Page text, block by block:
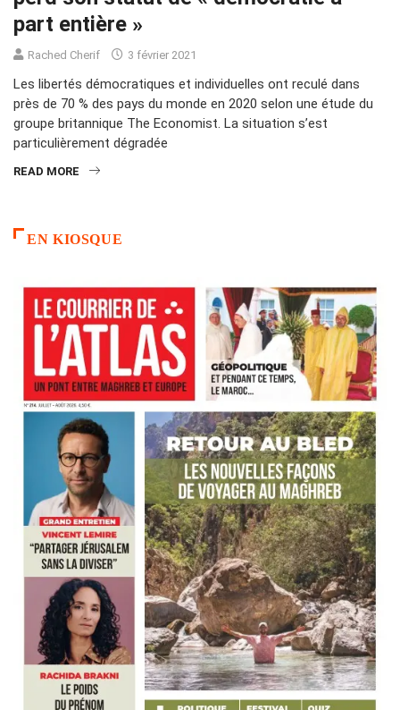
part entière »
Rached Cherif 3 février 2021
Les libertés démocratiques et individuelles ont reculé dans
près de 70 % des pays du monde en 2020 selon une étude du
groupe britannique The Economist. La situation s’est
particulièrement dégradée
READ MORE
EN KIOSQUE